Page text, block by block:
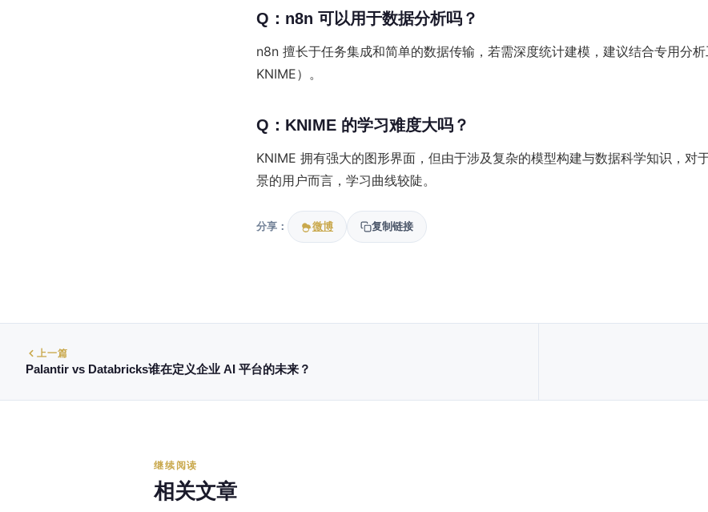
Q：n8n 可以用于数据分析吗？
n8n 擅长于任务集成和简单的数据传输，若需深度统计建模，建议结合专用分
KNIME）。
Q：KNIME 的学习难度大吗？
KNIME 拥有强大的图形界面，但由于涉及复杂的模型构建与数据科学知识，对
景的用户而言，学习曲线较陡。
分享： 微博 复制链接
上一篇
Palantir vs Databricks谁在定义企业 AI 平台的未来？
继续阅读
相关文章